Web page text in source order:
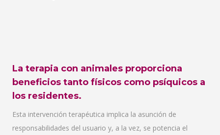
La terapia con animales proporciona
beneficios tanto físicos como psíquicos a
los residentes.
Esta intervención terapéutica implica la asunción de
responsabilidades del usuario y, a la vez, se potencia el